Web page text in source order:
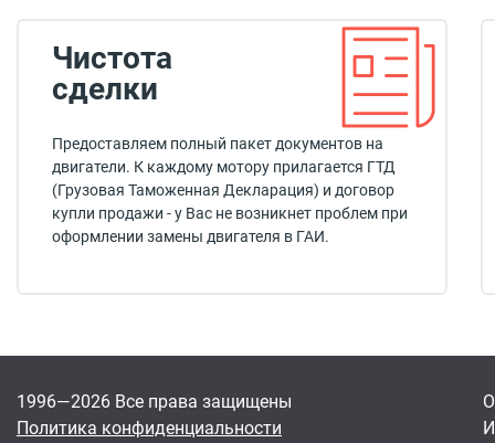
Чистота
сделки
Предоставляем полный пакет документов на
двигатели. К каждому мотору прилагается ГТД
(Грузовая Таможенная Декларация) и договор
купли продажи - у Вас не возникнет проблем при
оформлении замены двигателя в ГАИ.
1996—2026 Все права защищены
Политика конфиденциальности